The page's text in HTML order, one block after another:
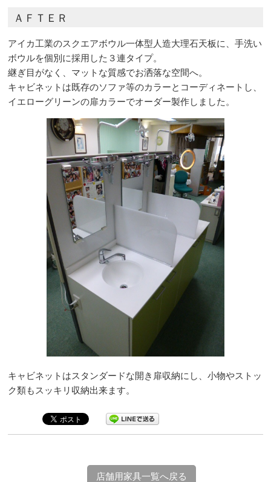
ＡＦＴＥＲ
アイカ工業のスクエアボウル一体型人造大理石天板に、手洗い
ボウルを個別に採用した３連タイプ。
継ぎ目がなく、マットな質感でお洒落な空間へ。
キャビネットは既存のソファ等のカラーとコーディネートし、
イエローグリーンの扉カラーでオーダー製作しました。
キャビネットはスタンダードな開き扉収納にし、小物やストッ
ク類もスッキリ収納出来ます。
店舗用家具一覧へ戻る